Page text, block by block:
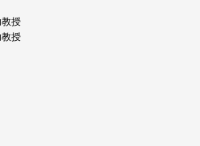
授
授